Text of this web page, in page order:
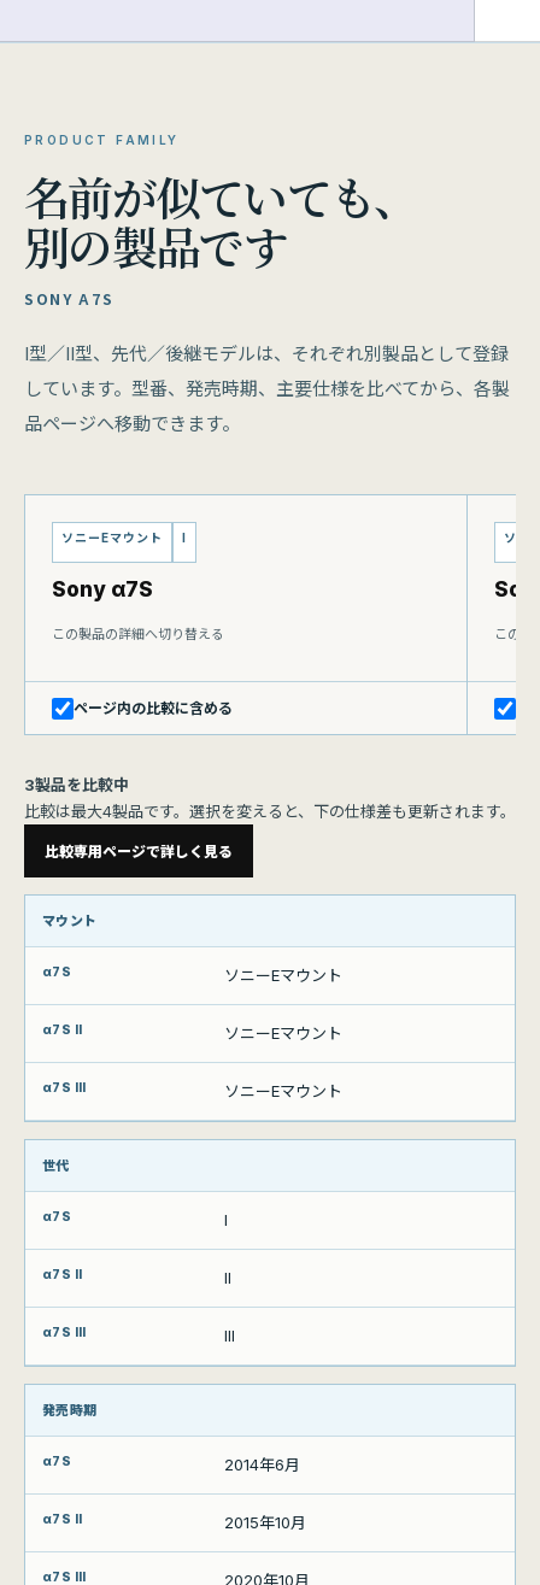
PRODUCT FAMILY
名前が似ていても、
別の製品です
SONY Α7S
I型／II型、先代／後継モデルは、それぞれ別製品として登録
しています。型番、発売時期、主要仕様を比べてから、各製
品ページへ移動できます。
ソニーEマウント I
Sony α7S
この製品の詳細へ切り替える
ページ内の比較に含める
ソニ
この製
3製品を比較中
比較は最大4製品です。選択を変えると、下の仕様差も更新されます。
比較専用ページで詳しく見る
比較項目
α7S α7S III
マウント
ソニーEマウント
ソニーEマウント
ソニーEマウント
世代
I
II
III
発売時期
2014年6月
2015年10月
2020年10月